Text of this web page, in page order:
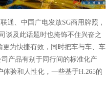
通、中国广电发放SG商用牌照，
谈及此话题时也掩饰不住兴奋之
为快捷有效，同时把车与车、车
产品有别于同行间的标准化产
验和人性化，一些基于H.265的